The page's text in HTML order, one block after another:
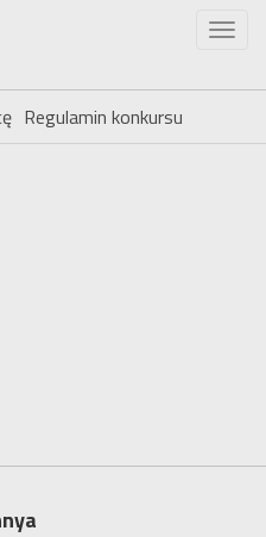
Regulamin konkursu